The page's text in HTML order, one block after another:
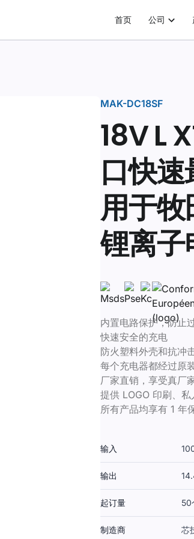
首页 公司
MAK-DC18SF
18V L
口快
用于
锂离子
内置电路保护，防止
快速安全的充电
防火塑料外壳和抗冲
每个充电器都经过原
厂家直销，享受真厂
提供 LOGO 印刷、私
所有产品均享有 1 年
输入
输出
起订量 50
制造商 芯